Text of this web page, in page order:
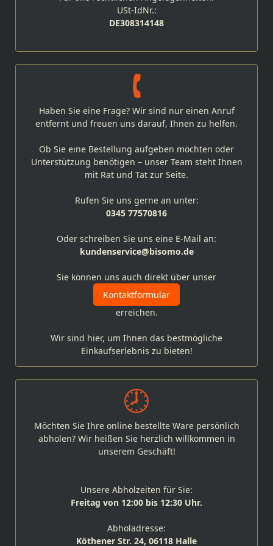
USt-IdNr.:
DE308314148
Haben Sie eine Frage? Wir sind nur einen Anruf
entfernt und freuen uns darauf, Ihnen zu helfen.
Ob Sie eine Bestellung aufgeben möchten oder
Unterstützung benötigen – unser Team steht Ihnen
mit Rat und Tat zur Seite.
Rufen Sie uns gerne an unter:
0345 77570816
Oder schreiben Sie uns eine E-Mail an:
kundenservice@bisomo.de
Sie können uns auch direkt über unser
Kontaktformular
erreichen.
Wir sind hier, um Ihnen das bestmögliche
Einkaufserlebnis zu bieten!
Möchten Sie Ihre online bestellte Ware persönlich
abholen? Wir heißen Sie herzlich willkommen in
unserem Geschäft!
Unsere Abholzeiten für Sie:
Freitag von 12:00 bis 12:30 Uhr.
Abholadresse:
Köthener Str. 24, 06118 Halle